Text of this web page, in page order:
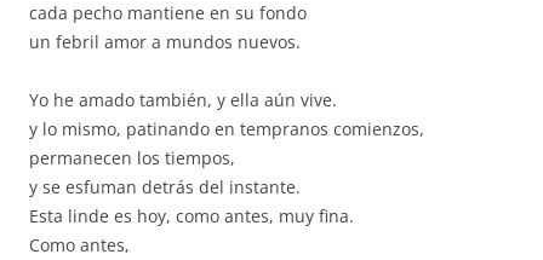
cada pecho mantiene en su fondo
un febril amor a mundos nuevos.
Yo he amado también, y ella aún vive.
y lo mismo, patinando en tempranos comienzos,
permanecen los tiempos,
y se esfuman detrás del instante.
Esta linde es hoy, como antes, muy fina.
Como antes,